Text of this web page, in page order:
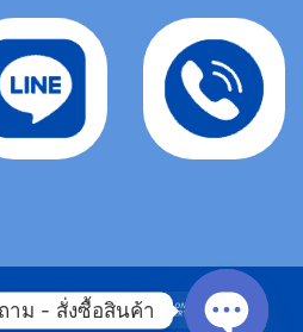
Stripe
Bank
Cash
าม - สั่งซื้อสินค้า